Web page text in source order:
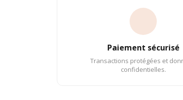
Paiement sécurisé
Transactions protégées et
confidentielles.